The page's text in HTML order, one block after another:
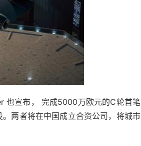
也宣布， 完成5000万欧元的C轮首笔
两者将在中国成立合资公司，将城市